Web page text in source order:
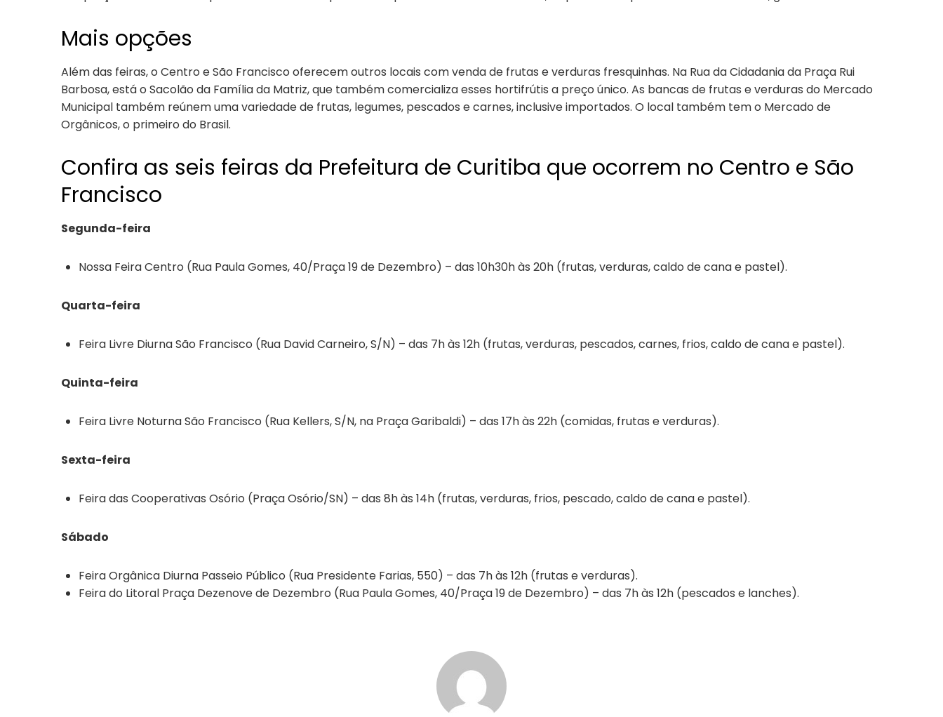
Mais opções
Além das feiras, o Centro e São Francisco oferecem outros locais com venda de frutas e verduras fresquinhas. Na Rua da Cidadania da Praça Rui
Barbosa, está o Sacolão da Família da Matriz, que também comercializa esses hortifrútis a preço único. As bancas de frutas e verduras do Mercado
Municipal também reúnem uma variedade de frutas, legumes, pescados e carnes, inclusive importados. O local também tem o Mercado de
Orgânicos, o primeiro do Brasil.
Confira as seis feiras da Prefeitura de Curitiba que ocorrem no Centro e São
Francisco
Segunda-feira
Nossa Feira Centro (Rua Paula Gomes, 40/Praça 19 de Dezembro) – das 10h30h às 20h (frutas, verduras, caldo de cana e pastel).
Quarta-feira
Feira Livre Diurna São Francisco (Rua David Carneiro, S/N) – das 7h às 12h (frutas, verduras, pescados, carnes, frios, caldo de cana e pastel).
Quinta-feira
Feira Livre Noturna São Francisco (Rua Kellers, S/N, na Praça Garibaldi) – das 17h às 22h (comidas, frutas e verduras).
Sexta-feira
Feira das Cooperativas Osório (Praça Osório/SN) – das 8h às 14h (frutas, verduras, frios, pescado, caldo de cana e pastel).
Sábado
Feira Orgânica Diurna Passeio Público (Rua Presidente Farias, 550) – das 7h às 12h (frutas e verduras).
Feira do Litoral Praça Dezenove de Dezembro (Rua Paula Gomes, 40/Praça 19 de Dezembro) – das 7h às 12h (pescados e lanches).